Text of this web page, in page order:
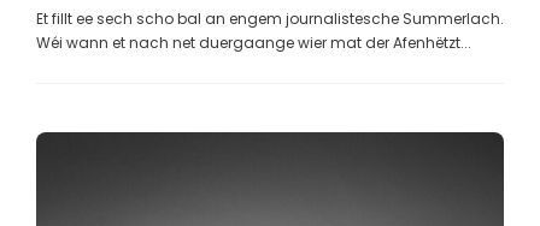
Et fillt ee sech scho bal an engem journalistesche Summerlach.
Wéi wann et nach net duergaange wier mat der Afenhëtzt...